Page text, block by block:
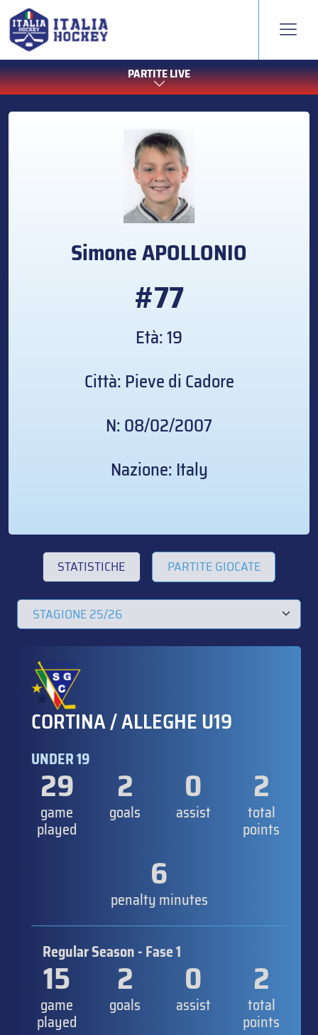
PARTITE LIVE
SimoneAPOLLONIO
#77
Età: 19
Città: Pieve di Cadore
N: 08/02/2007
Nazione: Italy
STATISTICHE PARTITE GIOCATE
CORTINA / ALLEGHE U19
UNDER 19
29
game
played
2
goals
0
assist
2
total
points
6
penalty minutes
Regular Season - Fase 1
15
game
played
2
goals
0
assist
2
total
points